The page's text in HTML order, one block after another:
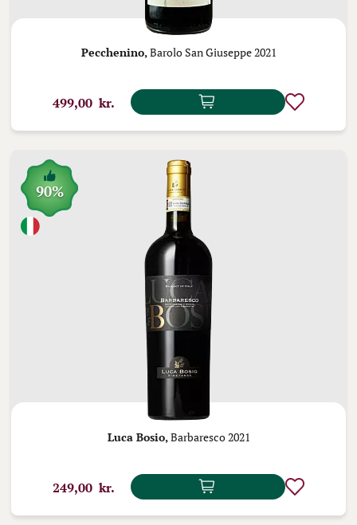
Pecchenino,Barolo San Giuseppe 2021
499,00 kr.
90%
Luca Bosio, Barbaresco 2021
249,00 kr.